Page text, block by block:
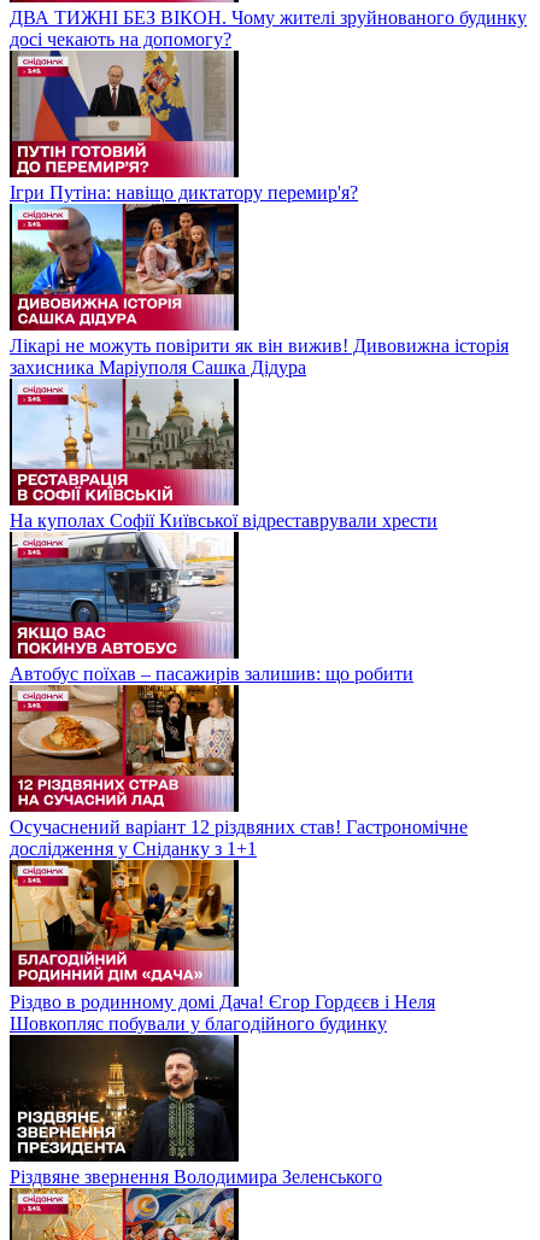
ДВА ТИЖНІ БЕЗ ВІКОН. Чому жителі зруйнованого будинку
досі чекають на допомогу?
Ігри Путіна: навіщо диктатору перемир'я?
Лікарі не можуть повірити як він вижив! Дивовижна історія
захисника Маріуполя Сашка Дідура
На куполах Софії Київської відреставрували хрести
Автобус поїхав – пасажирів залишив: що робити
Осучаснений варіант 12 різдвяних став! Гастрономічне
дослідження у Сніданку з 1+1
Різдво в родинному домі Дача! Єгор Гордєєв і Неля
Шовкопляс побували у благодійного будинку
Різдвяне звернення Володимира Зеленського